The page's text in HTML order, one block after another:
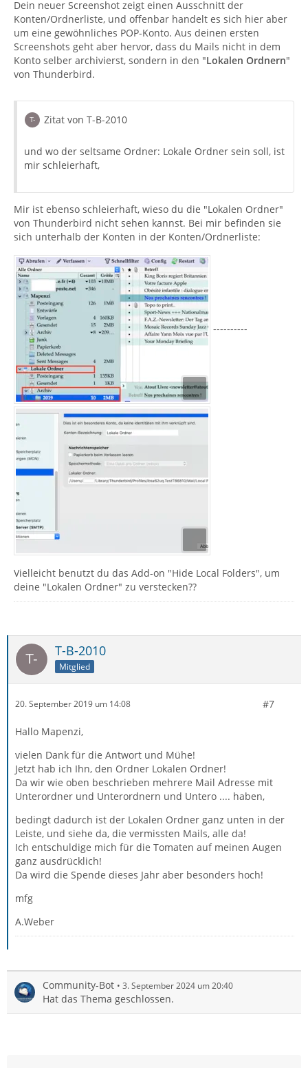
Dein neuer Screenshot zeigt einen Ausschnitt der
Konten/Ordnerliste, und offenbar handelt es sich hier aber
um eine gewöhnliches POP-Konto. Aus deinen ersten
Screenshots geht aber hervor, dass du Mails nicht in dem
Konto selber archivierst, sondern in den "Lokalen Ordnern"
von Thunderbird.
Zitat von T-B-2010
und wo der seltsame Ordner: Lokale Ordner sein soll, ist
mir schleierhaft,
Mir ist ebenso schleierhaft, wieso du die "Lokalen Ordner"
von Thunderbird nicht sehen kannst. Bei mir befinden sie
sich unterhalb der Konten in der Konten/Ordnerliste:
----------
Vielleicht benutzt du das Add-on "Hide Local Folders", um
deine "Lokalen Ordner" zu verstecken??
T-B-2010
Mitglied
20. September 2019 um 14:08 #7
Hallo Mapenzi,
vielen Dank für die Antwort und Mühe!
Jetzt hab ich Ihn, den Ordner Lokalen Ordner!
Da wir wie oben beschrieben mehrere Mail Adresse mit
Unterordner und Unterordnern und Untero .... haben,
bedingt dadurch ist der Lokalen Ordner ganz unten in der
Leiste, und siehe da, die vermissten Mails, alle da!
Ich entschuldige mich für die Tomaten auf meinen Augen
ganz ausdrücklich!
Da wird die Spende dieses Jahr aber besonders hoch!
mfg
A.Weber
Community-Bot 3. September 2024 um 20:40
Hat das Thema geschlossen.